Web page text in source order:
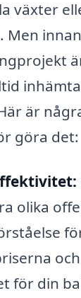
växter
Men
är
göra det:
olika
för din